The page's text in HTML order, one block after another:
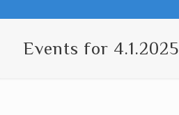
Events for 4.1.2025